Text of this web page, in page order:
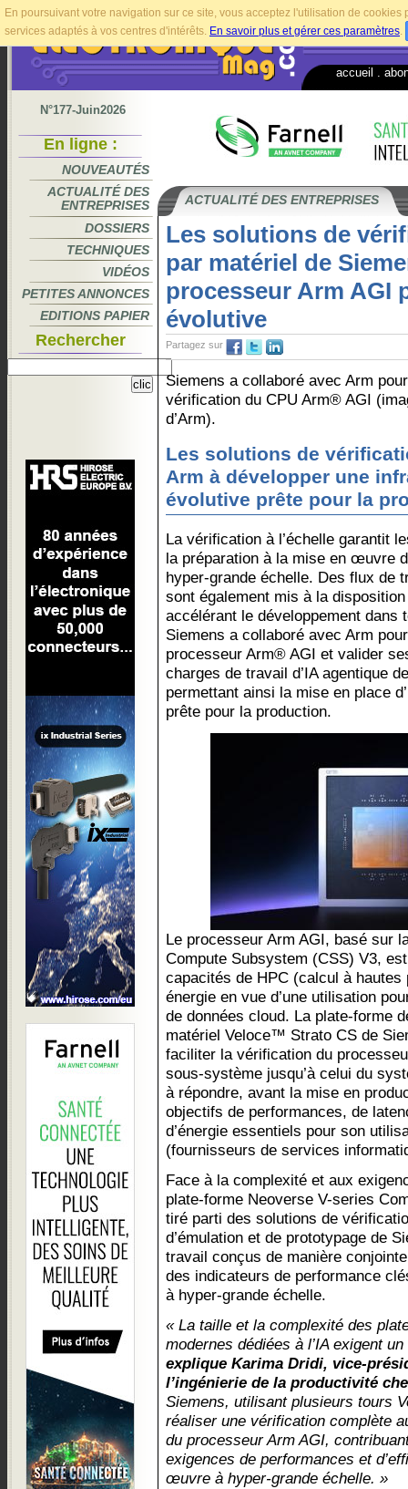
En poursuivant votre navigation sur ce site, vous acceptez l'utilisation de
services adaptés à vos centres d'intérêts. En savoir plus et gérer ces paramètres.
accueil
N°177-Juin2026
En ligne :
NOUVEAUTÉS
ACTUALITÉ DES
ENTREPRISES
DOSSIERS
TECHNIQUES
VIDÉOS
PETITES ANNONCES
EDITIONS PAPIER
Rechercher
ACTUALITÉ DES ENTREPRISES
Les solutions de
par matériel de
processeur Arm AGI
évolutive
Partagez sur
Siemens a collaboré avec Arm
vérification du CPU Arm® AGI
d’Arm).
Les solutions de
Arm à développer une
évolutive prête pour la
La vérification à l’échelle garantit
la préparation à la mise en œuvre
hyper-grande échelle. Des flux de
sont également mis à la
accélérant le développement dans
Siemens a collaboré avec Arm
processeur Arm® AGI et valider
charges de travail d’IA agentique
permettant ainsi la mise en place
prête pour la production.
Le processeur Arm AGI, basé sur
Compute Subsystem (CSS) V3,
capacités de HPC (calcul à
énergie en vue d’une utilisation
de données cloud. La plate-forme
matériel Veloce™ Strato CS de
faciliter la vérification du
sous-système jusqu’à celui du
à répondre, avant la mise en
objectifs de performances, de
d’énergie essentiels pour son
(fournisseurs de services
Face à la complexité et aux
plate-forme Neoverse V-series
tiré parti des solutions de
d’émulation et de prototypage de
travail conçus de manière
des indicateurs de performance
à hyper-grande échelle.
« La taille et la complexité des
modernes dédiées à l’IA exigent
explique Karima Dridi, vice-
l’ingénierie de la productivité
Siemens, utilisant plusieurs tours
réaliser une vérification complète
du processeur Arm AGI,
exigences de performances et
œuvre à hyper-grande échelle. »